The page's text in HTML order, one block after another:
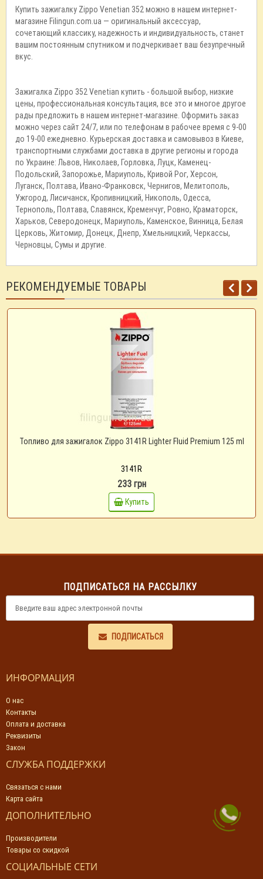
Купить зажигалку Zippo Venetian 352 можно в нашем интернет-
магазине Filingun.com.ua — оригинальный аксессуар,
сочетающий классику, надежность и индивидуальность, станет
вашим постоянным спутником и подчеркивает ваш безупречный
вкус.
Зажигалка Zippo 352 Venetian купить - большой выбор, низкие
цены, профессиональная консультация, все это и многое другое
рады предложить в нашем интернет-магазине. Оформить заказ
можно через сайт 24/7, или по телефонам в рабочее время с 9-00
до 19-00 ежедневно. Курьерская доставка и самовывоз в Киеве,
транспортными службами доставка в другие регионы и города
по Украине: Львов, Николаев, Горловка, Луцк, Каменец-
Подольский, Запорожье, Мариуполь, Кривой Рог, Херсон,
Луганск, Полтава, Ивано-Франковск, Чернигов, Мелитополь,
Ужгород, Лисичанск, Кропивницкий, Никополь, Одесса,
Тернополь, Полтава, Славянск, Кременчуг, Ровно, Краматорск,
Харьков, Северодонецк, Мариуполь, Каменское, Винница, Белая
Церковь, Житомир, Донецк, Днепр, Хмельницкий, Черкассы,
Черновцы, Сумы и другие.
РЕКОМЕНДУЕМЫЕ ТОВАРЫ
Топливо для зажигалок Zippo 3141R Lighter Fluid Premium 125 ml
3141R
233 грн
Купить
ПОДПИСАТЬСЯ НА РАССЫЛКУ
ПОДПИСАТЬСЯ
ИНФОРМАЦИЯ
О нас
Контакты
Оплата и доставка
Реквизиты
Закон
СЛУЖБА ПОДДЕРЖКИ
Связаться с нами
Карта сайта
ДОПОЛНИТЕЛЬНО
Производители
Товары со скидкой
СОЦИАЛЬНЫЕ СЕТИ